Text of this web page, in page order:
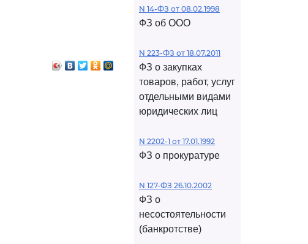
N 14-ФЗ от 08.02.1998
ФЗ об ООО
N 223-ФЗ от 18.07.2011
ФЗ о закупках
товаров, работ, услуг
отдельными видами
юридических лиц
N 2202-1 от 17.01.1992
ФЗ о прокуратуре
N 127-ФЗ 26.10.2002
ФЗ о
несостоятельности
(банкротстве)